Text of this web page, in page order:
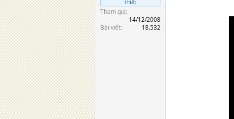
thiết
Tham gia
14/12/2008
Bài viết
18.532